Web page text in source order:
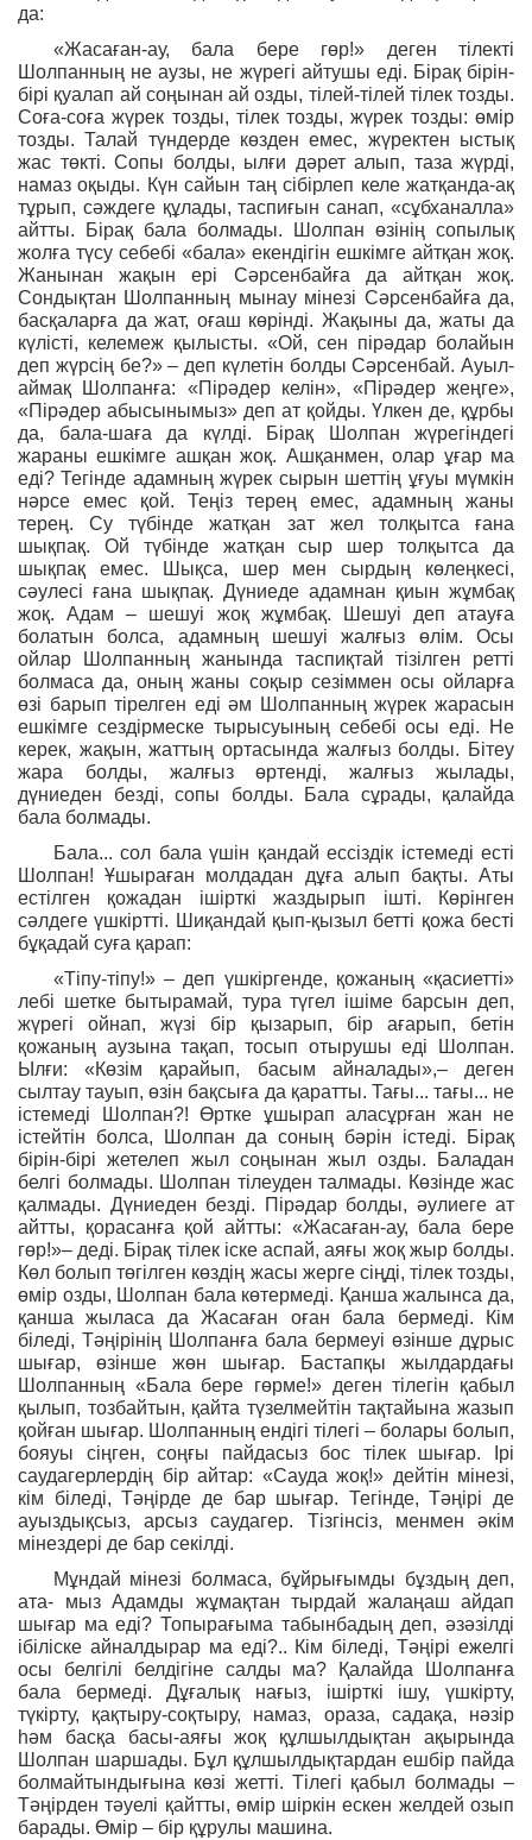
да:
«Жасаған-ау, бала бере гөр!» деген тілекті
Шолпанның не аузы, не жүрегі айтушы еді. Бірақ бірін-
бірі қуалап ай соңынан ай озды, тілей-тілей тілек тозды.
Соға-соға жүрек тозды, тілек тозды, жүрек тозды: өмір
тозды. Талай түндерде көзден емес, жүректен ыстық
жас төкті. Сопы болды, ылғи дәрет алып, таза жүрді,
намаз оқыды. Күн сайын таң сібірлеп келе жатқанда-ақ
тұрып, сәждеге құлады, таспиғын санап, «сұбханалла»
айтты. Бірақ бала болмады. Шолпан өзінің сопылық
жолға түсу себебі «бала» екендігін ешкімге айтқан жоқ.
Жанынан жақын ері Сәрсенбайға да айтқан жоқ.
Сондықтан Шолпанның мынау мінезі Сәрсенбайға да,
басқаларға да жат, оғаш көрінді. Жақыны да, жаты да
күлісті, келемеж қылысты. «Ой, сен пірәдар болайын
деп жүрсің бе?» – деп күлетін болды Сәрсенбай. Ауыл-
аймақ Шолпанға: «Пірәдер келін», «Пірәдер жеңге»,
«Пірәдер абысынымыз» деп ат қойды. Үлкен де, құрбы
да, бала-шаға да күлді. Бірақ Шолпан жүрегіндегі
жараны ешкімге ашқан жоқ. Ашқанмен, олар ұғар ма
еді? Тегінде адамның жүрек сырын шеттің ұғуы мүмкін
нәрсе емес қой. Теңіз терең емес, адамның жаны
терең. Су түбінде жатқан зат жел толқытса ғана
шықпақ. Ой түбінде жатқан сыр шер толқытса да
шықпақ емес. Шықса, шер мен сырдың көлеңкесі,
сәулесі ғана шықпақ. Дүниеде адамнан қиын жұмбақ
жоқ. Адам – шешуі жоқ жұмбақ. Шешуі деп атауға
болатын болса, адамның шешуі жалғыз өлім. Осы
ойлар Шолпанның жанында таспиқтай тізілген ретті
болмаса да, оның жаны соқыр сезіммен осы ойларға
өзі барып тірелген еді әм Шолпанның жүрек жарасын
ешкімге сездірмеске тырысуының себебі осы еді. Не
керек, жақын, жаттың ортасында жалғыз болды. Бітеу
жара болды, жалғыз өртенді, жалғыз жылады,
дүниеден безді, сопы болды. Бала сұрады, қалайда
бала болмады.
Бала... сол бала үшін қандай ессіздік істемеді есті
Шолпан! Ұшыраған молдадан дұға алып бақты. Аты
естілген қожадан ішірткі жаздырып ішті. Көрінген
сәлдеге үшкіртті. Шиқандай қып-қызыл бетті қожа бесті
бұқадай суға қарап:
«Тіпу-тіпу!» – деп үшкіргенде, қожаның «қасиетті»
лебі шетке бытырамай, тура түгел ішіме барсын деп,
жүрегі ойнап, жүзі бір қызарып, бір ағарып, бетін
қожаның аузына тақап, тосып отырушы еді Шолпан.
Ылғи: «Көзім қарайып, басым айналады»,– деген
сылтау тауып, өзін бақсыға да қаратты. Тағы... тағы... не
істемеді Шолпан?! Өртке ұшырап аласұрған жан не
істейтін болса, Шолпан да соның бәрін істеді. Бірақ
бірін-бірі жетелеп жыл соңынан жыл озды. Баладан
белгі болмады. Шолпан тілеуден талмады. Көзінде жас
қалмады. Дүниеден безді. Пірәдар болды, әулиеге ат
айтты, қорасанға қой айтты: «Жасаған-ау, бала бере
гөр!»– деді. Бірақ тілек іске аспай, аяғы жоқ жыр болды.
Көл болып төгілген көздің жасы жерге сіңді, тілек тозды,
өмір озды, Шолпан бала көтермеді. Қанша жалынса да,
қанша жыласа да Жасаған оған бала бермеді. Кім
біледі, Тәңірінің Шолпанға бала бермеуі өзінше дұрыс
шығар, өзінше жөн шығар. Бастапқы жылдардағы
Шолпанның «Бала бере гөрме!» деген тілегін қабыл
қылып, тозбайтын, қайта түзелмейтін тақтайына жазып
қойған шығар. Шолпанның ендігі тілегі – болары болып,
бояуы сіңген, соңғы пайдасыз бос тілек шығар. Ірі
саудагерлердің бір айтар: «Сауда жоқ!» дейтін мінезі,
кім біледі, Тәңірде де бар шығар. Тегінде, Тәңірі де
ауыздықсыз, арсыз саудагер. Тізгінсіз, менмен әкім
мінездері де бар секілді.
Мұндай мінезі болмаса, бұйрығымды бұздың деп,
ата- мыз Адамды жұмақтан тырдай жалаңаш айдап
шығар ма еді? Топырағыма табынбадың деп, әзәзілді
ібіліске айналдырар ма еді?.. Кім біледі, Тәңірі ежелгі
осы белгілі белдігіне салды ма? Қалайда Шолпанға
бала бермеді. Дұғалық нағыз, ішірткі ішу, үшкірту,
түкірту, қақтыру-соқтыру, намаз, ораза, садақа, нәзір
һәм басқа басы-аяғы жоқ құлшылдықтан ақырында
Шолпан шаршады. Бұл құлшылдықтардан ешбір пайда
болмайтындығына көзі жетті. Тілегі қабыл болмады –
Тәңірден тәуелі қайтты, өмір шіркін ескен желдей озып
барады. Өмір – бір құрулы машина.